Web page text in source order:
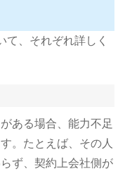
て、それぞれ詳しく
ある場合、能力不足
。たとえば、その人
ず、契約上会社側が